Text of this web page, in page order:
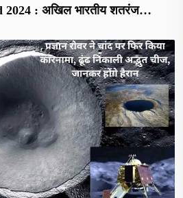
2024 : अखिल भारतीय शतरंज…